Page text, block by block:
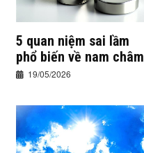
5 quan niệm sai lầm
phổ biến về nam châm
19/05/2026